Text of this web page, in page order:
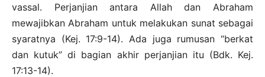
vassal. Perjanjian antara Allah dan Abraham
mewajibkan Abraham untuk melakukan sunat sebagai
syaratnya (Kej. 17:9-14). Ada juga rumusan “berkat
dan kutuk” di bagian akhir perjanjian itu (Bdk. Kej.
17:13-14).